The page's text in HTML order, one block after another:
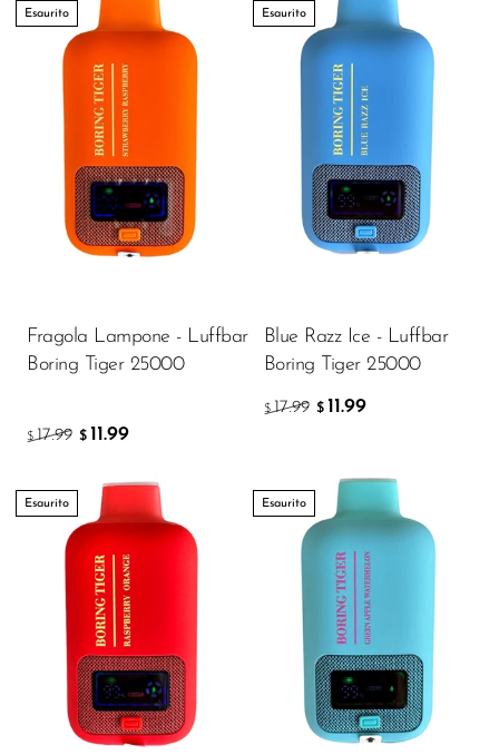
Esaurito
Fragola Lampone - Luffbar
Boring Tiger 25000
$ 17.99 $ 11.99
Esaurito
Blue Razz Ice - Luffbar
Boring Tiger 25000
$ 17.99 $ 11.99
Esaurito Esaurito